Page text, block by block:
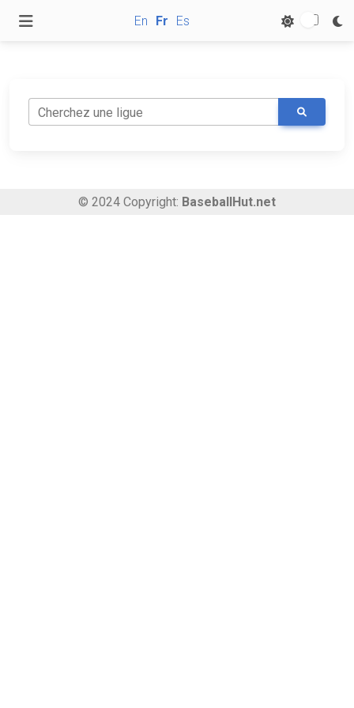
En Fr Es
Cherchez une ligue
© 2024 Copyright: BaseballHut.net